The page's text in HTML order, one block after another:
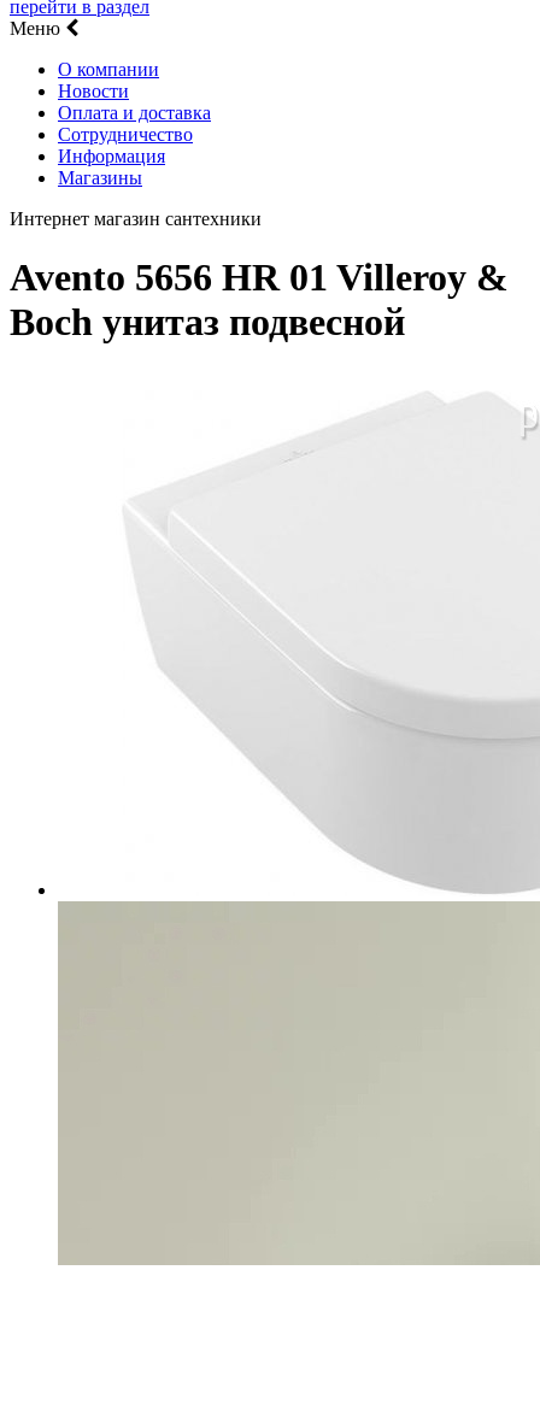
перейти в раздел
Меню
О компании
Новости
Оплата и доставка
Сотрудничество
Информация
Магазины
Интернет магазин сантехники
Avento 5656 HR 01 Villeroy &
Boch унитаз подвесной